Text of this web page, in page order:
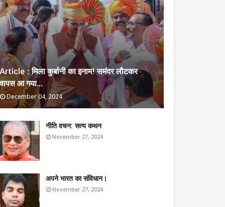
Article : मिला कुर्बानी का इनाम! समंदर लौटकर
वापस आ गया...
December 04, 2024
​नीति वचन: सत्य कथन
November 27, 2024
अपने भारत का संविधान।
November 27, 2024